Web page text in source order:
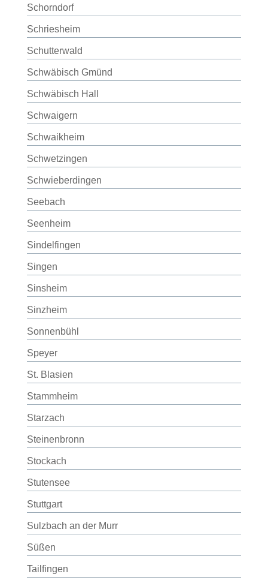
Schorndorf
Schriesheim
Schutterwald
Schwäbisch Gmünd
Schwäbisch Hall
Schwaigern
Schwaikheim
Schwetzingen
Schwieberdingen
Seebach
Seenheim
Sindelfingen
Singen
Sinsheim
Sinzheim
Sonnenbühl
Speyer
St. Blasien
Stammheim
Starzach
Steinenbronn
Stockach
Stutensee
Stuttgart
Sulzbach an der Murr
Süßen
Tailfingen